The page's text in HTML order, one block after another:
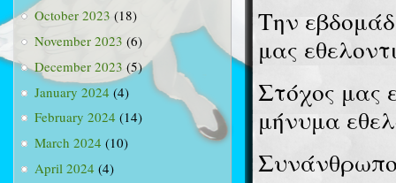
October 2023 (18)
November 2023 (6)
December 2023 (5)
January 2024 (4)
February 2024 (14)
March 2024 (10)
April 2024 (4)
Την
μας
Στόχος μας
μήνυμα